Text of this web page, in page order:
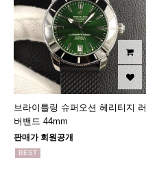
브라이틀링 슈퍼오션 헤리티지 러
버밴드 44mm
판매가 회원공개
BEST